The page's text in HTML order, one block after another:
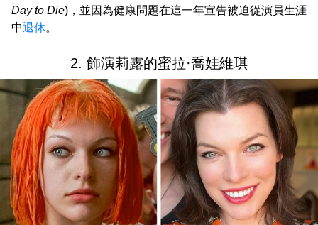
Day to Die)，並因為健康問題在這一年宣告被迫從演員生涯
中退休。
2. 飾演莉露的蜜拉·喬娃維琪